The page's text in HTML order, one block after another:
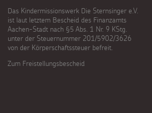
Das Kindermissionswerk Die Sternsinger e.V.
ist laut letztem Bescheid des Finanzamts
Aachen-Stadt nach §5 Abs. 1 Nr. 9 KStg.
unter der Steuernummer 201/5902/3626
von der Körperschaftssteuer befreit.
Zum Freistellungsbescheid